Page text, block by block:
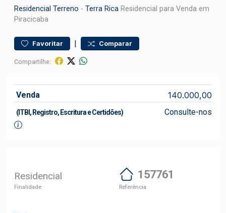
Residencial Terreno - Terra Rica Residencial para Venda em
Piracicaba
Favoritar | Comparar
Compartilhe:
Venda 140.000,00
(ITBI, Registro, Escritura e Certidões) Consulte-nos
Residencial
Finalidade
157761
Referência